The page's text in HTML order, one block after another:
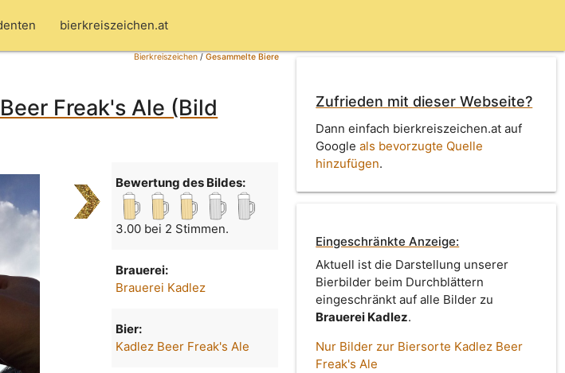
bierkreiszeichen.at
Bierkreiszeichen/Gesammelte Biere
Freak's Ale (Bild
Bewertung des Bildes:
3.00 bei 2 Stimmen.
Brauerei:
Brauerei Kadlez
Bier:
Kadlez Beer Freak's Ale
Zufrieden mit dieser Webseite?
Dann einfach bierkreiszeichen.at auf
Googleals bevorzugte Quelle
hinzufügen.
Eingeschränkte Anzeige:
Aktuell ist die Darstellung unserer
Bierbilder beim Durchblättern
eingeschränkt auf alle Bilder zu
Brauerei Kadlez.
Nur Bilder zur Biersorte Kadlez Beer
Freak's Ale